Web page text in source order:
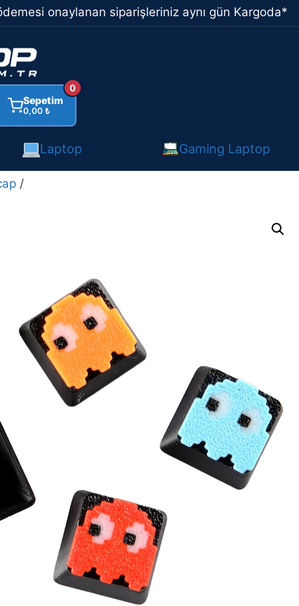
onaylanan siparişleriniz aynı gün Kargoda*
Sepetim
0,00 ₺
0
Laptop Gaming Laptop
/